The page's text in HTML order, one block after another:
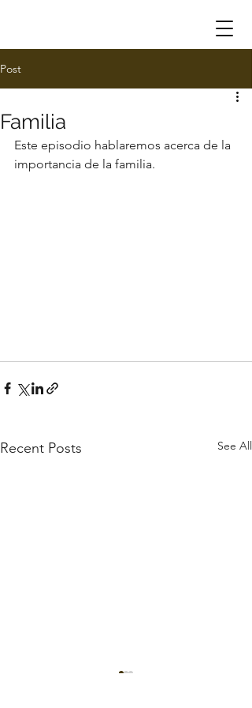
Post
Familia
Este episodio hablaremos acerca de la
importancia de la familia.
Recent Posts See All